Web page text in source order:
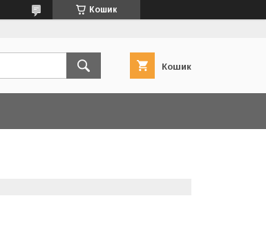
Кошик
Кошик